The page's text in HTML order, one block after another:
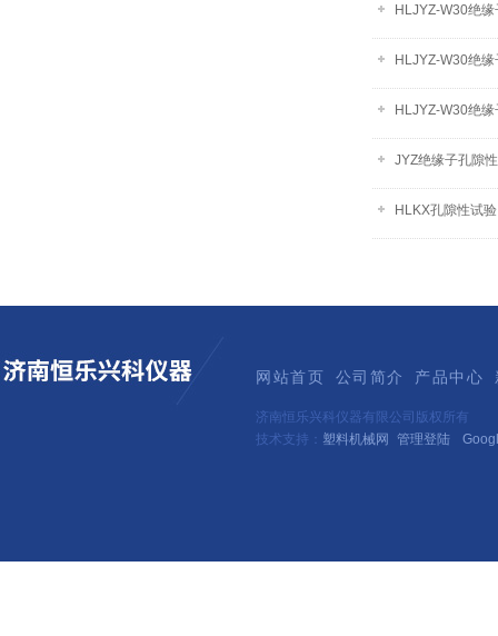
HLJYZ-W30绝
HLJYZ-W30绝
HLJYZ-W30绝
JYZ绝缘子孔隙
HLKX孔隙性试
网站首页 公司简介 产品中心
济南恒乐兴科仪器有限公司版权所有
技术支持： 塑料机械网 管理登陆